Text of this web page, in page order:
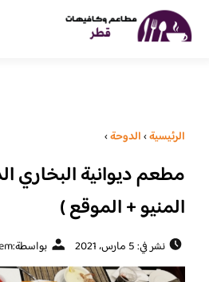
الرئيسية›الدوحة›
مطعم ديوانية البخاري
المنيو + الموقع )
نشر في: 5 مارس، 2021 بواسطة: